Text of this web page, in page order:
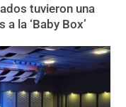
tuvieron una
la ‘Baby Box’